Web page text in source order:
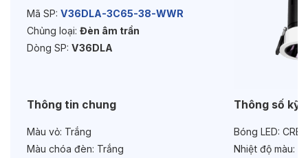
Độ bền & tùy chọn mở rộng
Chức năng:
Mã SP: V36DLA-3C65-38-WWR
Chủng loại: Đèn âm trần
Dòng SP: V36DLA
Thông tin chung
Màu vỏ: Trắng
Màu chóa đèn: Trắng
Thông số kỹ
Bóng LED:
Nhiệt độ màu: